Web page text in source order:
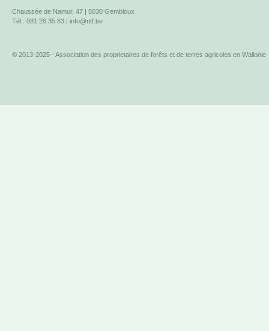
Chaussée de Namur, 47 | 5030 Gembloux
Tél : 081 26 35 83 | info@ntf.be
© 2013-2025 - Association des proprietaires de forêts et de terres agricoles en Wallonie